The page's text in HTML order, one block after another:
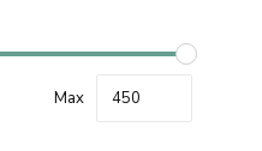
Max